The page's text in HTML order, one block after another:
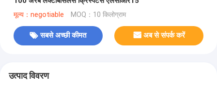
मूल्य：negotiable MOQ：10 किलोग्राम
सबसे अच्छी कीमत अब से संपर्क करें
उत्पाद विवरण